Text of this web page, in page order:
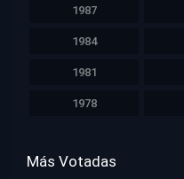
1987
1984
1981
1978
Más Votadas